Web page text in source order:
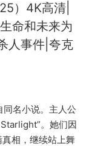
）4K高清|
命和未来为
人事件|夸克
同名小说。主人公
。她们因
相，继续站上舞